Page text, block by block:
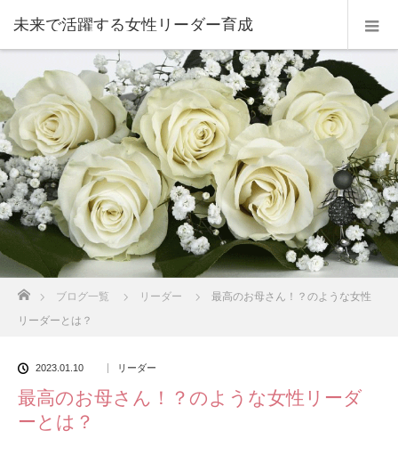
未来で活躍する女性リーダー育成
ブログ一覧 リーダー
最高のお母さん！？のような女性
リーダーとは？
2023.01.10 リーダー
最高のお母さん！？のような女性リーダ
ーとは？